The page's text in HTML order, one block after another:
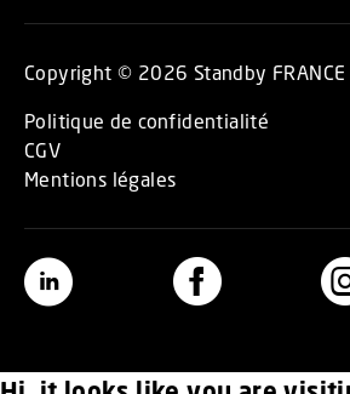
Copyright © 2026 Standby FRANCE
Politique de confidentialité
CGV
Mentions légales